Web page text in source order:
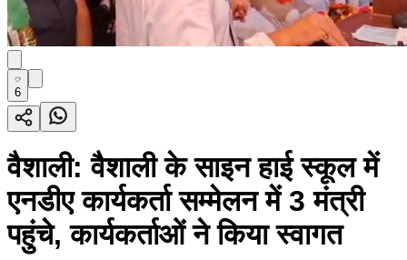
6
वैशाली: वैशाली के साइन हाई स्कूल में
एनडीए कार्यकर्ता सम्मेलन में 3 मंत्री
पहुंचे, कार्यकर्ताओं ने किया स्वागत